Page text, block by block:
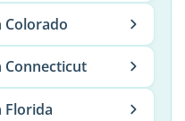
Colorado
Connecticut
Florida